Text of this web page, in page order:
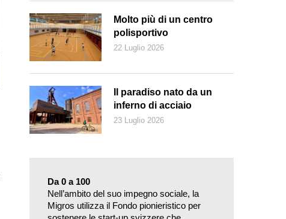
Foro Migros
Molto più di un centro
polisportivo
22 Luglio 2026
Il paradiso nato da un
inferno di acciaio
23 Luglio 2026
Da 0 a 100
Nell’ambito del suo impegno sociale, la
Migros utilizza il Fondo pionieristico per